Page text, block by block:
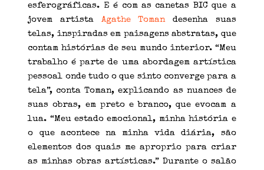
esferográficas. E é com as canetas BIC que a
jovem artista Agathe Tomandesenha suas
telas, inspiradas em paisagens abstratas, que
contam histórias de seu mundo interior. “Meu
trabalho é parte de uma abordagem artística
pessoal onde tudo o que sinto converge para a
tela”, conta Toman, explicando as nuances de
suas obras, em preto e branco, que evocam a
lua. “Meu estado emocional, minha história e
o que acontece na minha vida diária, são
elementos dos quais me aproprio para criar
as minhas obras artísticas.” Durante o salão